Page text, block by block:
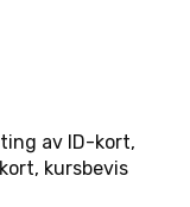
av ID-kort,
kursbevis